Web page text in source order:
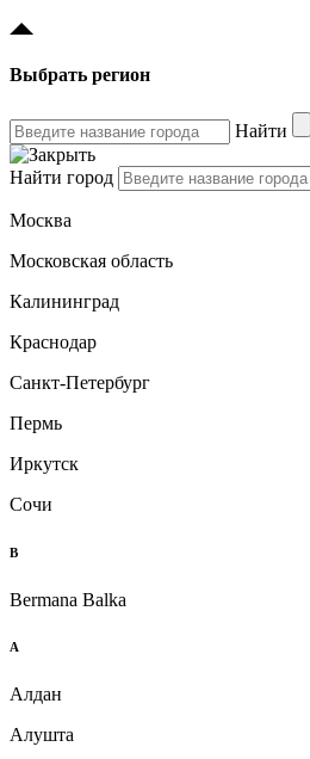
Выбрать регион
Найти
Найти город
Москва
Московская область
Калининград
Краснодар
Санкт-Петербург
Пермь
Иркутск
Сочи
B
Bermana Balka
А
Алдан
Алушта